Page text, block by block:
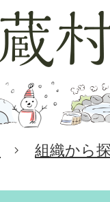
組織から